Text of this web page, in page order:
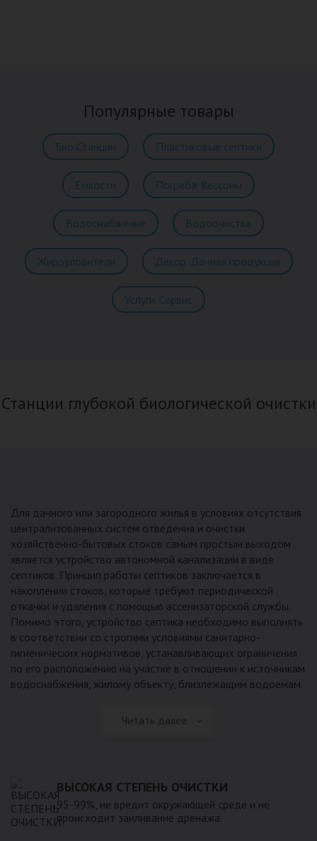
Популярные товары
Био Станции Пластиковые септики
Емкости Погреба. Кессоны
Водоснабжение Водоочистка
Жироуловители Декор. Дачная продукция
Услуги. Сервис
Станции глубокой биологической очистки
Для дачного или загородного жилья в условиях отсутствия
централизованных систем отведения и очистки
хозяйственно-бытовых стоков самым простым выходом
является устройство автономной канализации в виде
септиков. Принцип работы септиков заключается в
накоплении стоков, которые требуют периодической
откачки и удаления с помощью ассенизаторской службы.
Помимо этого, устройство септика необходимо выполнять
в соответствии со строгими условиями санитарно-
гигиенических нормативов, устанавливающих ограничения
по его расположению на участке в отношении к источникам
водоснабжения, жилому объекту, близлежащим водоемам.
Читать далее
ВЫСОКАЯ СТЕПЕНЬ ОЧИСТКИ
95-99%, не вредит окружающей среде и не
происходит заиливание дренажа.